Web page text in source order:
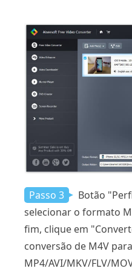
Passo 3
Botão
selecionar o formato
fim, clique em
conversão de M4V para
MP4/AVI/MKV/FLV/